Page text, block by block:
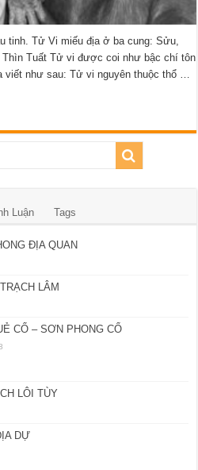
tinh. Tử Vi miếu địa ở ba cung: Sửu,
Thìn Tuất Tử vi được coi như bậc chí tôn
viết như sau: Tử vi nguyên thuộc thổ …
Luận Tags
ĐỊA QUAN
LÂM
CỔ – SƠN PHONG CỔ
LÔI TÙY
DỰ